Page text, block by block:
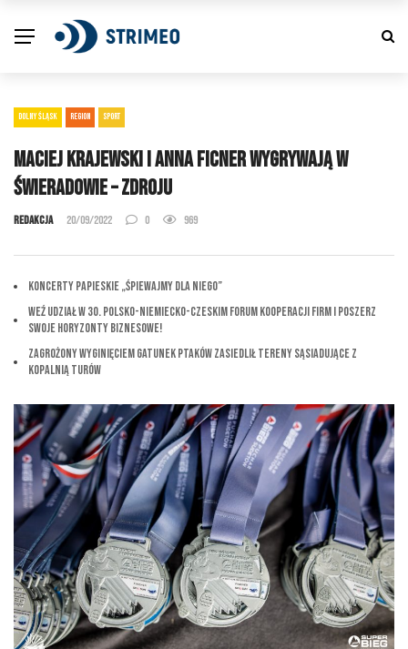
DOLNY ŚLĄSK REGION SPORT
Maciej Krajewski i Anna Ficner wygrywają w
Świeradowie – Zdroju
Redakcja 20/09/2022 0 969
Koncerty Papieskie „Śpiewajmy dla Niego”
Weź udział w 30. Polsko-Niemiecko-Czeskim Forum Kooperacji Firm i Poszerz
Swoje Horyzonty Biznesowe!
Zagrożony wyginięciem gatunek ptaków zasiedlił tereny sąsiadujące z
Kopalnią Turów